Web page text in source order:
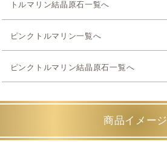
トルマリン結晶原石一覧へ
ピンクトルマリン一覧へ
ピンクトルマリン結晶原石一覧へ
商品イメージ